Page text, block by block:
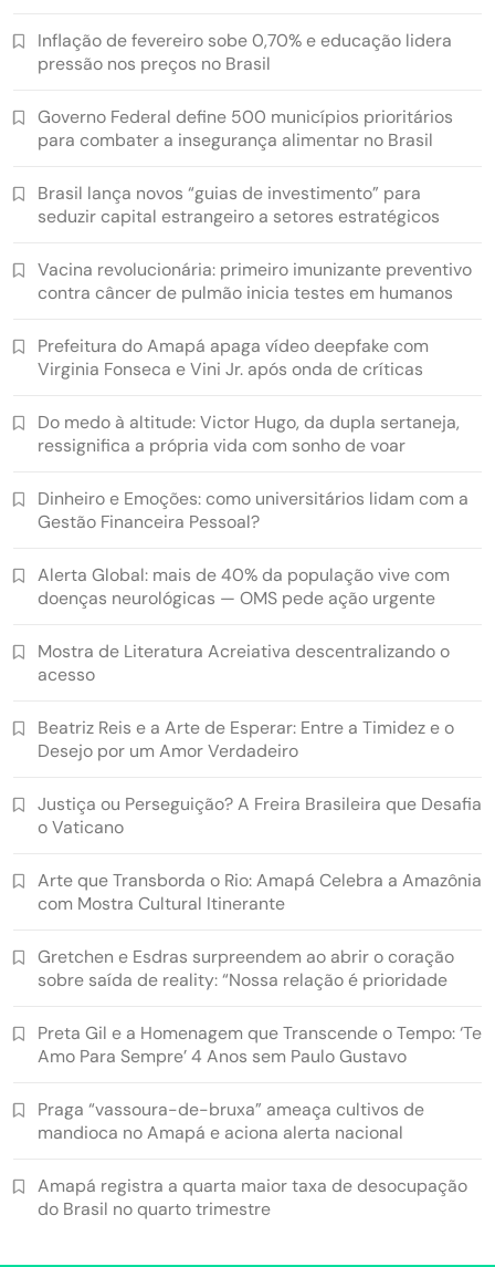
Inflação de fevereiro sobe 0,70% e educação lidera
pressão nos preços no Brasil
Governo Federal define 500 municípios prioritários
para combater a insegurança alimentar no Brasil
Brasil lança novos “guias de investimento” para
seduzir capital estrangeiro a setores estratégicos
Vacina revolucionária: primeiro imunizante preventivo
contra câncer de pulmão inicia testes em humanos
Prefeitura do Amapá apaga vídeo deepfake com
Virginia Fonseca e Vini Jr. após onda de críticas
Do medo à altitude: Victor Hugo, da dupla sertaneja,
ressignifica a própria vida com sonho de voar
Dinheiro e Emoções: como universitários lidam com a
Gestão Financeira Pessoal?
Alerta Global: mais de 40% da população vive com
doenças neurológicas — OMS pede ação urgente
Mostra de Literatura Acreiativa descentralizando o
acesso
Beatriz Reis e a Arte de Esperar: Entre a Timidez e o
Desejo por um Amor Verdadeiro
Justiça ou Perseguição? A Freira Brasileira que Desafia
o Vaticano
Arte que Transborda o Rio: Amapá Celebra a Amazônia
com Mostra Cultural Itinerante
Gretchen e Esdras surpreendem ao abrir o coração
sobre saída de reality: “Nossa relação é prioridade
Preta Gil e a Homenagem que Transcende o Tempo: ‘Te
Amo Para Sempre’ 4 Anos sem Paulo Gustavo
Praga “vassoura-de-bruxa” ameaça cultivos de
mandioca no Amapá e aciona alerta nacional
Amapá registra a quarta maior taxa de desocupação
do Brasil no quarto trimestre